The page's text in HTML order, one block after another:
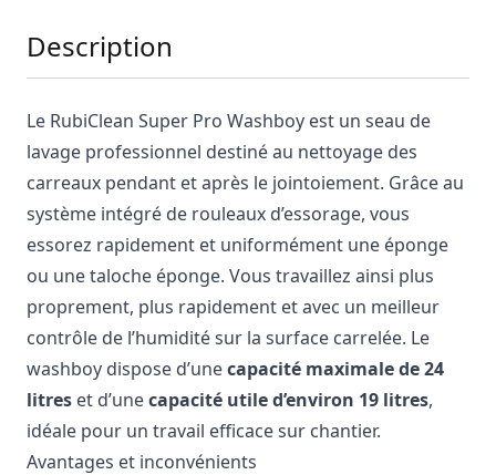
Description
Le RubiClean Super Pro Washboy est un seau de
lavage professionnel destiné au nettoyage des
carreaux pendant et après le jointoiement. Grâce au
système intégré de rouleaux d’essorage, vous
essorez rapidement et uniformément une éponge
ou une taloche éponge. Vous travaillez ainsi plus
proprement, plus rapidement et avec un meilleur
contrôle de l’humidité sur la surface carrelée. Le
washboy dispose d’unecapacité maximale de 24
litres et d’unecapacité utile d’environ 19 litres,
idéale pour un travail efficace sur chantier.
Avantages et inconvénients